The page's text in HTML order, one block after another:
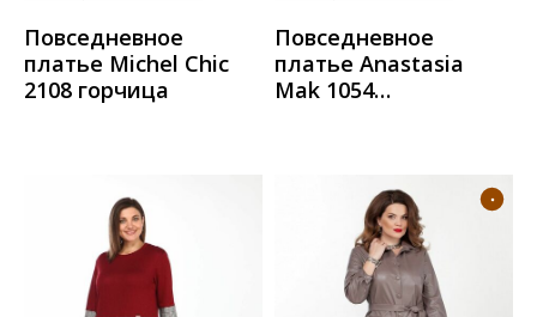
Повседневное
платье Michel Chic
2108 горчица
Повседневное
платье Anastasia
Mak 1054